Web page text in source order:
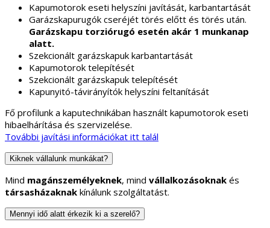
Kapumotorok eseti helyszíni javítását, karbantartását
Garázskapurugók cseréjét törés előtt és törés után.
Garázskapu torziórugó esetén akár 1 munkanap
alatt.
Szekcionált garázskapuk karbantartását
Kapumotorok telepítését
Szekcionált garázskapuk telepítését
Kapunyitó-távirányítók helyszíni feltanítását
Fő profilunk a kaputechnikában használt kapumotorok eseti
hibaelhárítása és szervizelése.
További javítási információkat itt talál
Kiknek vállalunk munkákat?
Mind magánszemélyeknek, mind vállalkozásoknak és
társasházaknak kínálunk szolgáltatást.
Mennyi idő alatt érkezik ki a szerelő?